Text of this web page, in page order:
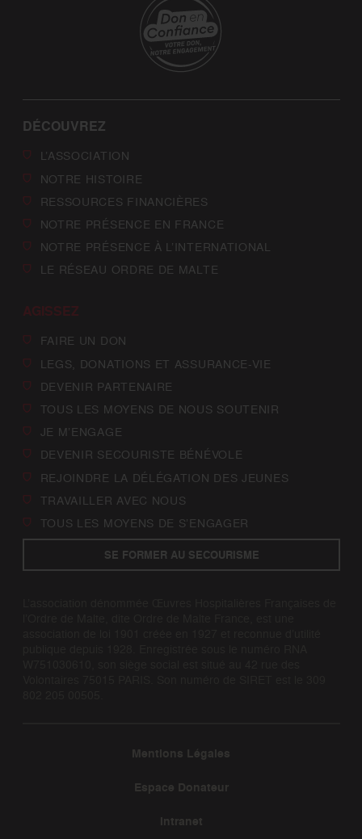
DÉCOUVREZ
L’ASSOCIATION
NOTRE HISTOIRE
RESSOURCES FINANCIÈRES
NOTRE PRÉSENCE EN FRANCE
NOTRE PRÉSENCE À L’INTERNATIONAL
LE RÉSEAU ORDRE DE MALTE
AGISSEZ
FAIRE UN DON
LEGS, DONATIONS ET ASSURANCE-VIE
DEVENIR PARTENAIRE
TOUS LES MOYENS DE NOUS SOUTENIR
JE M’ENGAGE
DEVENIR SECOURISTE BÉNÉVOLE
REJOINDRE LA DÉLÉGATION DES JEUNES
TRAVAILLER AVEC NOUS
TOUS LES MOYENS DE S’ENGAGER
SE FORMER AU SECOURISME
Mentions Légales
Espace Donateur
Intranet